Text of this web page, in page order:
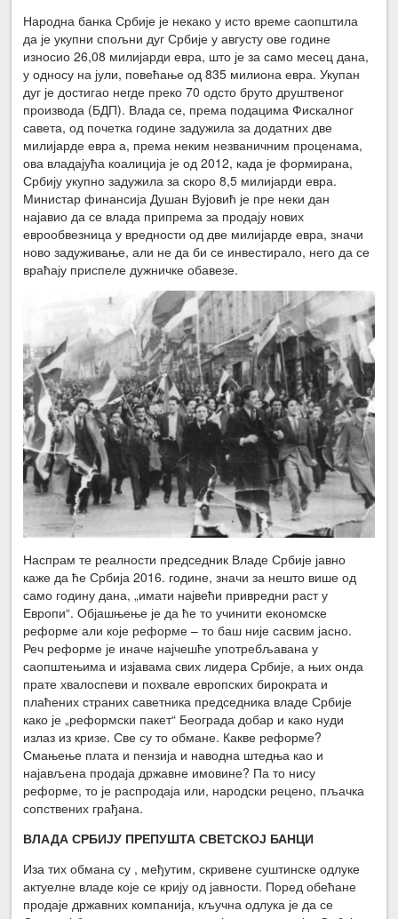
Народна банка Србије је некако у исто време саопштила
да је укупни спољни дуг Србије у августу ове године
износио 26,08 милијарди евра, што је за само месец дана,
у односу на јули, повећање од 835 милиона евра. Укупан
дуг је достигао негде преко 70 одсто бруто друштвеног
производа (БДП). Влада се, према подацима Фискалног
савета, од почетка године задужила за додатних две
милијарде евра а, према неким незваничним проценама,
ова владајућа коалиција је од 2012, када је формирана,
Србију укупно задужила за скоро 8,5 милијарди евра.
Министар финансија Душан Вујовић је пре неки дан
најавио да се влада припрема за продају нових
еврообвезница у вредности од две милијарде евра, значи
ново задуживање, али не да би се инвестирало, него да се
враћају приспеле дужничке обавезе.
Наспрам те реалности председник Владе Србије јавно
каже да ће Србија 2016. године, значи за нешто више од
само годину дана, „имати највећи привредни раст у
Европи“. Објашњење је да ће то учинити економске
реформе али које реформе – то баш није сасвим јасно.
Реч реформе је иначе најчешће употребљавана у
саопштењима и изјавама свих лидера Србије, а њих онда
прате хвалоспеви и похвале европских бирократа и
плаћених страних саветника председника владе Србије
како је „реформски пакет“ Београда добар и како нуди
излаз из кризе. Све су то обмане. Какве реформе?
Смањење плата и пензија и наводна штедња као и
најављена продаја државне имовине? Па то нису
реформе, то је распродаја или, народски рецено, пљачка
сопствених грађана.
ВЛАДА СРБИЈУ ПРЕПУШТА СВЕТСКОЈ БАНЦИ
Иза тих обмана су , међутим, скривене суштинске одлуке
актуелне владе које се крију од јавности. Поред обећане
продаје државних компанија, кључна одлука је да се